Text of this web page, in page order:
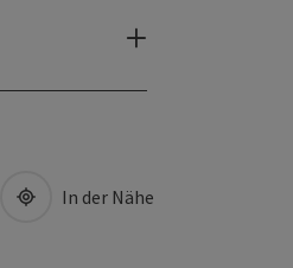
In der Nähe